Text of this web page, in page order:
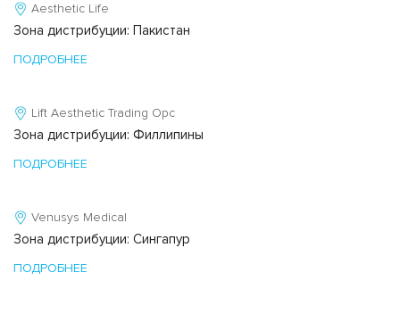
Aesthetic Life
Зона дистрибуции: Пакистан
ПОДРОБНЕЕ
Lift Aesthetic Trading Opc
Зона дистрибуции: Филлипины
ПОДРОБНЕЕ
Venusys Medical
Зона дистрибуции: Сингапур
ПОДРОБНЕЕ